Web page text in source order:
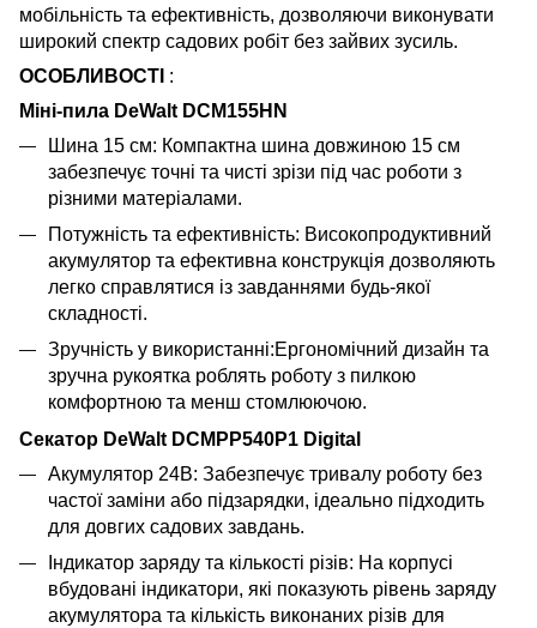
мобільність та ефективність, дозволяючи виконувати
широкий спектр садових робіт без зайвих зусиль.
ОСОБЛИВОСТІ :
Міні-пила DeWalt DCM155HN
Шина 15 см: Компактна шина довжиною 15 см
забезпечує точні та чисті зрізи під час роботи з
різними матеріалами.
Потужність та ефективність: Високопродуктивний
акумулятор та ефективна конструкція дозволяють
легко справлятися із завданнями будь-якої
складності.
Зручність у використанні:Ергономічний дизайн та
зручна рукоятка роблять роботу з пилкою
комфортною та менш стомлюючою.
Секатор DeWalt DCMPP540P1 Digital
Акумулятор 24В: Забезпечує тривалу роботу без
частої заміни або підзарядки, ідеально підходить
для довгих садових завдань.
Індикатор заряду та кількості різів: На корпусі
вбудовані індикатори, які показують рівень заряду
акумулятора та кількість виконаних різів для